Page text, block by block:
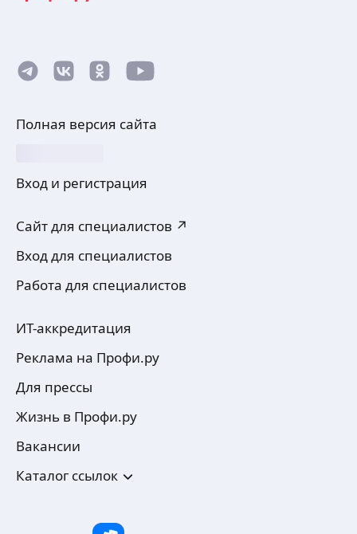
Полная версия сайта
Вход и регистрация
Сайт для специалистов ↗
Вход для специалистов
Работа для специалистов
ИТ-аккредитация
Реклама на Профи.ру
Для прессы
Жизнь в Профи.ру
Вакансии
Каталог ссылок